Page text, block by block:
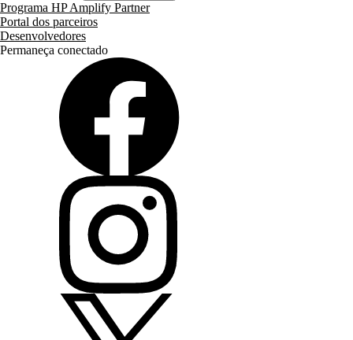
Programa HP Amplify Partner
Portal dos parceiros
Desenvolvedores
Permaneça conectado